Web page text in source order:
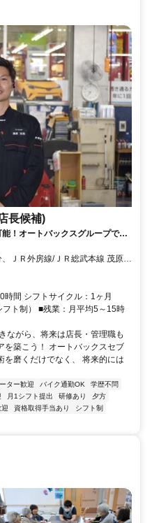
長候補)
！オートバックスグループで技
ＪＲ外房線/ＪＲ総武本線 茂原南
本線 新茂原徒歩約27分
間 シフトサイクル：1ヶ月
ト制） ■残業：月平均5～15時
ながら、将来は店長・管理職も
を築こう！ オートバックスセブ
を磨くだけでなく、 将来的には
ター歓迎 バイク通勤OK
学歴不問
月1シフト提出 研修あり
夕方
資格取得手当あり
シフト制